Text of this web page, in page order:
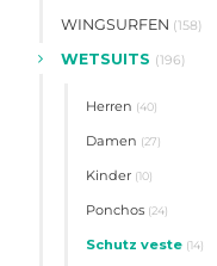
WINGSURFEN (158)
WETSUITS (196)
Herren (40)
Damen (27)
Kinder (10)
Ponchos (24)
Schutz veste (14)